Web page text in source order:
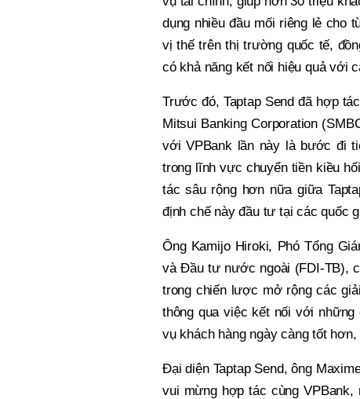
dụng nhiều đầu mối riêng lẻ cho
vị thế trên thị trường quốc tế,
có khả năng kết nối hiệu quả với
Trước đó, Taptap Send đã hợp
Mitsui Banking Corporation
với VPBank lần này là bước đi
trong lĩnh vực chuyển tiền kiều
tác sâu rộng hơn nữa giữa
định chế này đầu tư tại các quốc
Ông Kamijo Hiroki, Phó Tổng
và Đầu tư nước ngoài (FDI-TB),
trong chiến lược mở rộng các
thông qua việc kết nối với
vụ khách hàng ngày càng tốt
Đại diện Taptap Send, ông
vui mừng hợp tác cùng VPBank,